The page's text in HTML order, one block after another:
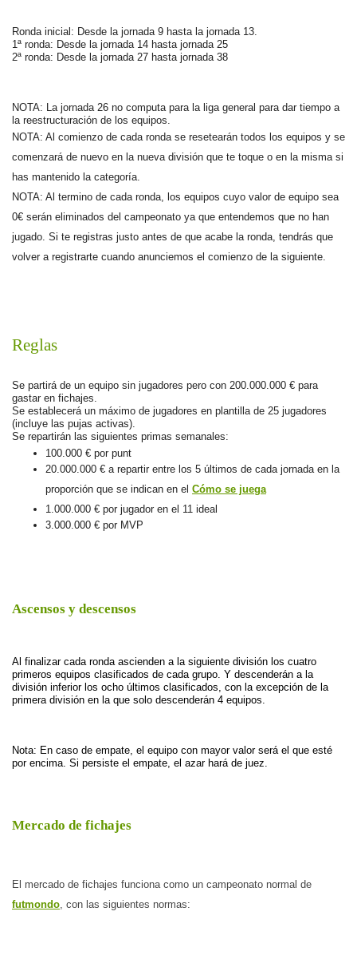
Ronda inicial: Desde la jornada 9 hasta la jornada 13.
1ª ronda: Desde la jornada 14 hasta jornada 25
2ª ronda: Desde la jornada 27 hasta jornada 38
NOTA: La jornada 26 no computa para la liga general para dar tiempo a
la reestructuración de los equipos.
NOTA: Al comienzo de cada ronda se resetearán todos los equipos y se
comenzará de nuevo en la nueva división que te toque o en la misma si
has mantenido la categoría.
NOTA: Al termino de cada ronda, los equipos cuyo valor de equipo sea
0€ serán eliminados del campeonato ya que entendemos que no han
jugado. Si te registras justo antes de que acabe la ronda, tendrás que
volver a registrarte cuando anunciemos el comienzo de la siguiente.
Reglas
Se partirá de un equipo sin jugadores pero con 200.000.000 € para
gastar en fichajes.
Se establecerá un máximo de jugadores en plantilla de 25 jugadores
(incluye las pujas activas).
Se repartirán las siguientes primas semanales:
100.000 € por punt
20.000.000 € a repartir entre los 5 últimos de cada jornada en la
proporción que se indican en el Cómo se juega
1.000.000 € por jugador en el 11 ideal
3.000.000 € por MVP
Ascensos y descensos
Al finalizar cada ronda ascienden a la siguiente división los cuatro
primeros equipos clasificados de cada grupo. Y descenderán a la
división inferior los ocho últimos clasificados, con la excepción de la
primera división en la que solo descenderán 4 equipos.
Nota: En caso de empate, el equipo con mayor valor será el que esté
por encima. Si persiste el empate, el azar hará de juez.
Mercado de fichajes
futmondo, con las siguientes normas: